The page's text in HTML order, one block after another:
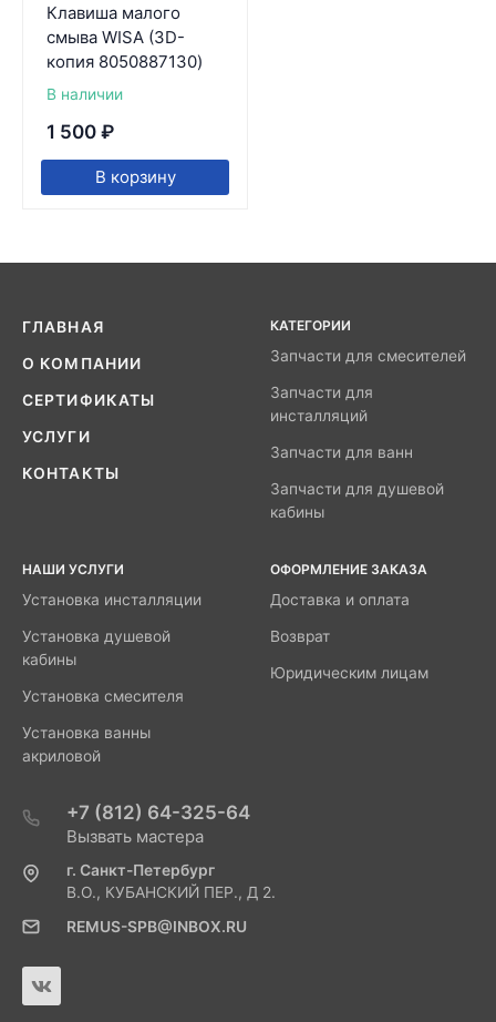
Клавиша малого
смыва WISA (3D-
копия 8050887130)
В наличии
1 500 ₽
В корзину
ГЛАВНАЯ
О КОМПАНИИ
СЕРТИФИКАТЫ
УСЛУГИ
КОНТАКТЫ
КАТЕГОРИИ
Запчасти для смесителей
Запчасти для
инсталляций
Запчасти для ванн
Запчасти для душевой
кабины
НАШИ УСЛУГИ
Установка инсталляции
Установка душевой
кабины
Установка смесителя
Установка ванны
акриловой
ОФОРМЛЕНИЕ ЗАКАЗА
Доставка и оплата
Возврат
Юридическим лицам
+7 (812) 64-325-64
Вызвать мастера
г. Санкт-Петербург
В.О., КУБАНСКИЙ ПЕР., Д 2.
REMUS-SPB@INBOX.RU